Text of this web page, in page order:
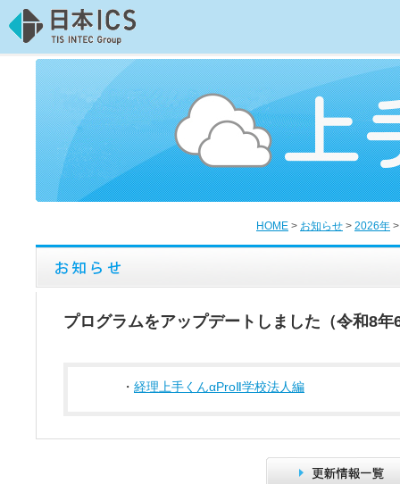
HOME > お知らせ > 2026年
プログラムをアップデートしました（令和8
・ 経理上手くんαProⅡ学校法人編